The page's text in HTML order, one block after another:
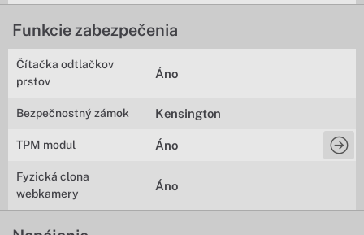
Funkcie zabezpečenia
Čítačka odtlačkov
prstov
Áno
Bezpečnostný zámok Kensington
TPM modul Áno
Fyzická clona
webkamery
Áno